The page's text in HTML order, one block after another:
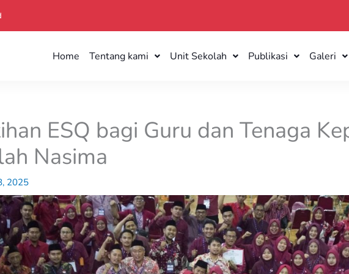
Home Tentang kami Unit Sekolah Publikasi Galeri
ESQ bagi Guru dan Tenaga
Nasima
2025